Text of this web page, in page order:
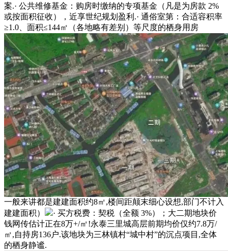
案.· 公共维修基金：购房时缴纳的专项基金（凡是为房款 2%
或按面积征收），近享世纪规划盈利.· 通俗室第：合适容积率
≥1.0、面积≤144㎡（各地略有差别）等尺度的栖身用房
一般来讲都是建建面积约8㎡,楼间距颠末细心设想,部门不计入
建建面积）
· 买方税费：契税（全额 3%）；大二期地块价
钱网传估计正在8万+/㎡!永泰三里城高层前期均价仅约7.8万/
㎡,自持房136户.该地块为三林镇村“城中村”的沉点项目,全体
的栖身静谧.